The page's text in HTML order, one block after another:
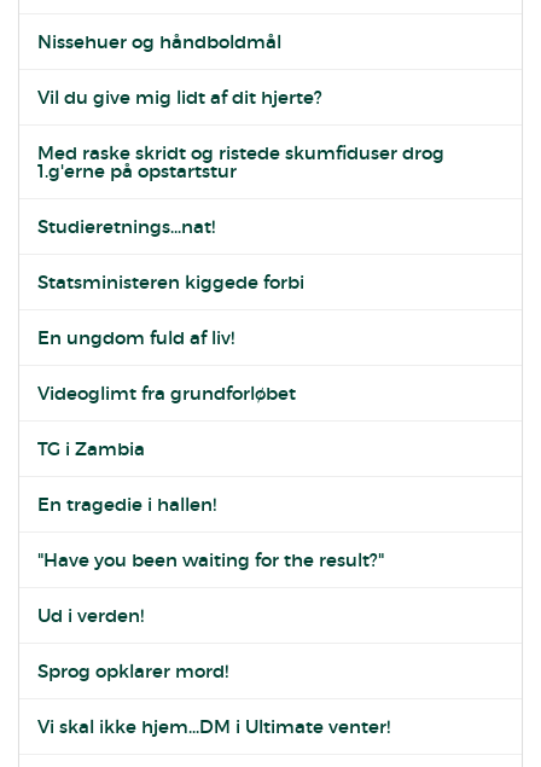
Nissehuer og håndboldmål
Vil du give mig lidt af dit hjerte?
Med raske skridt og ristede skumfiduser drog
1.g'erne på opstartstur
Studieretnings...nat!
Statsministeren kiggede forbi
En ungdom fuld af liv!
Videoglimt fra grundforløbet
TG i Zambia
En tragedie i hallen!
"Have you been waiting for the result?"
Ud i verden!
Sprog opklarer mord!
Vi skal ikke hjem...DM i Ultimate venter!